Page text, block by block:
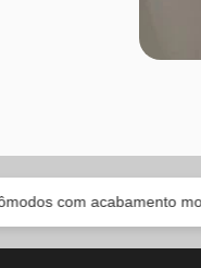
moderno